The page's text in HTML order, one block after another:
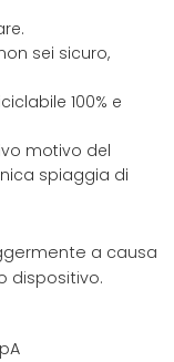
sei sicuro,
100% e
motivo del
spiaggia di
a causa
dispositivo.